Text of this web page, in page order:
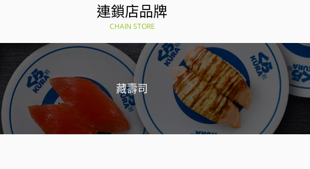
連鎖店品牌
CHAIN STORE
藏壽司